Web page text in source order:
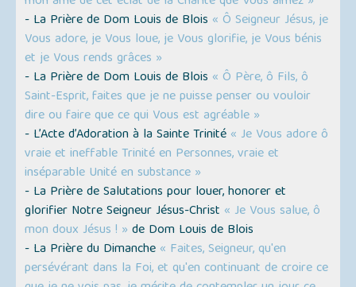
- La Prière de Dom Louis de Blois « Ô Seigneur Jésus, je
Vous adore, je Vous loue, je Vous glorifie, je Vous bénis
et je Vous rends grâces »
- La Prière de Dom Louis de Blois « Ô Père, ô Fils, ô
Saint-Esprit, faites que je ne puisse penser ou vouloir
dire ou faire que ce qui Vous est agréable »
- L’Acte d’Adoration à la Sainte Trinité « Je Vous adore ô
vraie et ineffable Trinité en Personnes, vraie et
inséparable Unité en substance »
- La Prière de Salutations pour louer, honorer et
glorifier Notre Seigneur Jésus-Christ « Je Vous salue, ô
mon doux Jésus ! » de Dom Louis de Blois
- La Prière du Dimanche « Faites, Seigneur, qu'en
persévérant dans la Foi, et qu'en continuant de croire ce